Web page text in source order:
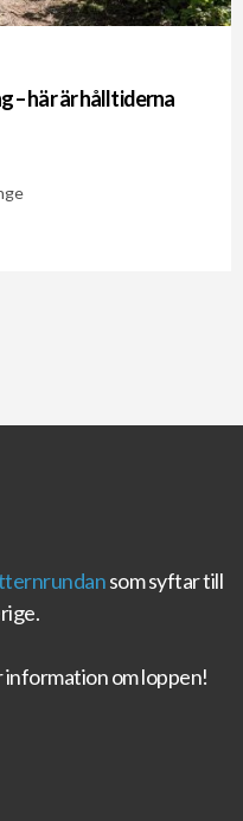
– här är hålltiderna
som syftar till
information om loppen!